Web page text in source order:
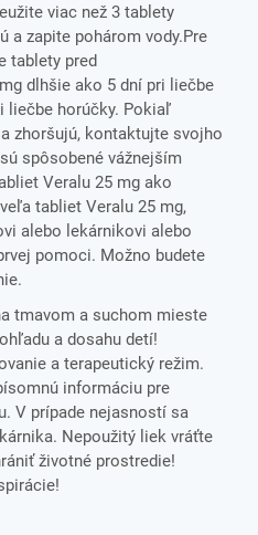
viac než 3 tablety
a zapite pohárom vody.Pre
tablety pred
dlhšie ako 5 dní pri liečbe
liečbe horúčky. Pokiaľ
zhoršujú, kontaktujte svojho
spôsobené vážnejším
Veralu 25 mg ako
tabliet Veralu 25 mg,
alebo lekárnikovi alebo
pomoci. Možno budete
tmavom a suchom mieste
a dosahu detí!
a terapeutický režim.
informáciu pre
V prípade nejasností sa
Nepoužitý liek vráťte
životné prostredie!